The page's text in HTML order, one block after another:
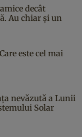
decât
Au chiar și un
este cel mai
nevăzută a Lunii
Solar